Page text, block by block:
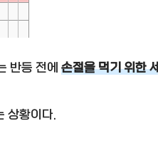
반등 전에 손절을 먹기 위한 세
상황이다.